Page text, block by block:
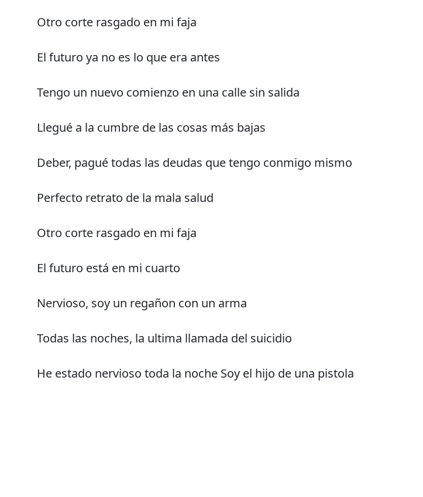
Otro corte rasgado en mi faja
El futuro ya no es lo que era antes
Tengo un nuevo comienzo en una calle sin salida
Llegué a la cumbre de las cosas más bajas
Deber, pagué todas las deudas que tengo conmigo mismo
Perfecto retrato de la mala salud
Otro corte rasgado en mi faja
El futuro está en mi cuarto
Nervioso, soy un regañon con un arma
Todas las noches, la ultima llamada del suicidio
He estado nervioso toda la noche Soy el hijo de una pistola